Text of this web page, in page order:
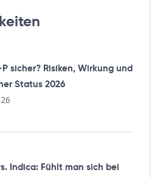
P sicher? Risiken, Wirkung und
Status 2026
Indica: Fühlt man sich bei